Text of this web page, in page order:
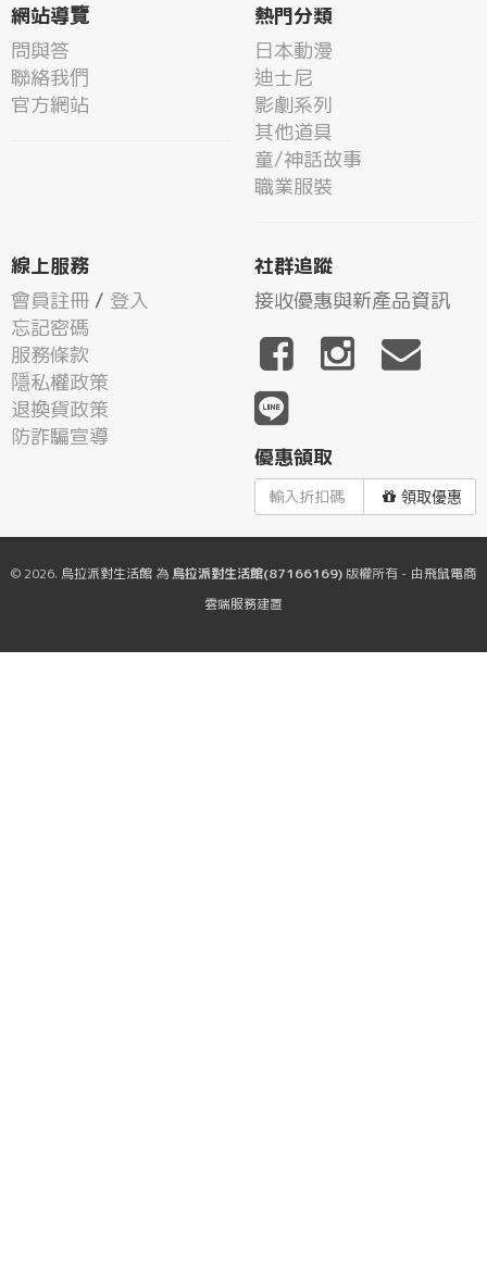
網站導覽
問與答
聯絡我們
官方網站
熱門分類
日本動漫
迪士尼
影劇系列
其他道具
童/神話故事
職業服裝
線上服務
會員註冊 / 登入
忘記密碼
服務條款
隱私權政策
退換貨政策
防詐騙宣導
社群追蹤
接收優惠與新產品資訊
優惠領取
領取優惠
© 2026. 烏拉派對生活館 為 烏拉派對生活館(87166169)版權所有 - 由飛鼠電商
雲端服務建置